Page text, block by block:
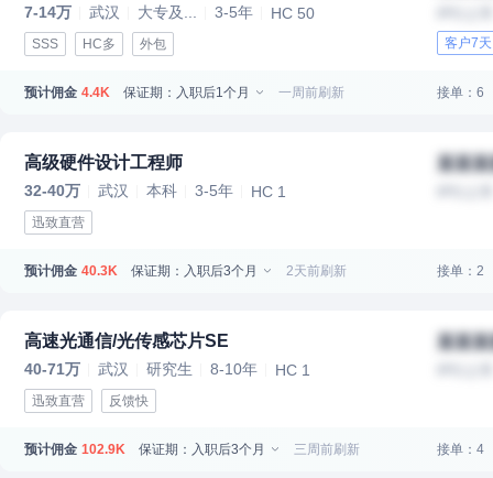
7-14万 武汉 大专及... 3-5年 HC 50
SSS HC多 外包 客户7
预计佣金 4.4K 保证期：入职后1个月 一周前刷新 接单：6
高级硬件设计工程师
32-40万 武汉 本科 3-5年 HC 1
迅致直营
某某
预计佣金 40.3K 保证期：入职后3个月 2天前刷新 接单：2
高速光通信/光传感芯片SE
40-71万 武汉 研究生 8-10年 HC 1
迅致直营 反馈快
某某
预计佣金 102.9K 保证期：入职后3个月 三周前刷新 接单：4